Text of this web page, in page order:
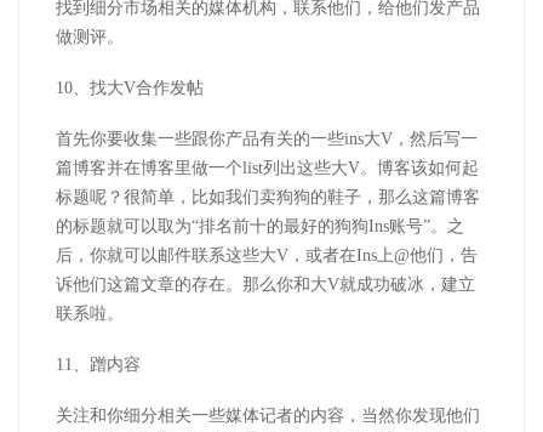
找到细分市场相关的媒体机构，联系他们，给他们发产品
做测评。
10、找大V合作发帖
首先你要收集一些跟你产品有关的一些ins大V，然后写一
篇博客并在博客里做一个list列出这些大V。博客该如何起
标题呢？很简单，比如我们卖狗狗的鞋子，那么这篇博客
的标题就可以取为“排名前十的最好的狗狗Ins账号”。之
后，你就可以邮件联系这些大V，或者在Ins上@他们，告
诉他们这篇文章的存在。那么你和大V就成功破冰，建立
联系啦。
11、蹭内容
关注和你细分相关一些媒体记者的内容，当然你发现他们